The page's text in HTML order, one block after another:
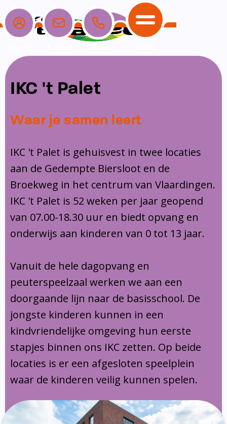
Home
School
Ons team
Schoolgids
Leerlingenzorg
Privacy
Vakanties en lesvrije dagen
Ouders
Ouders
Overblijf
Ouderraad
Medezeggenschapsraad
Klachtenregeling
Opvang
Opvang
Peuterspeelzaal
Buitenschoolse opvang
Communicatie
Communicatie
Contact
IKC 't Palet
Waar je samen leert
IKC 't Palet is gehuisvest in twee locaties
aan de Gedempte Biersloot en de
Broekweg in het centrum van Vlaardingen.
IKC 't Palet is 52 weken per jaar geopend
van 07.00-18.30 uur en biedt opvang en
onderwijs aan kinderen van 0 tot 13 jaar.
Vanuit de hele dagopvang en
peuterspeelzaal werken we aan een
doorgaande lijn naar de basisschool. De
jongste kinderen kunnen in een
kindvriendelijke omgeving hun eerste
stapjes binnen ons IKC zetten. Op beide
locaties is er een afgesloten speelplein
waar de kinderen veilig kunnen spelen.